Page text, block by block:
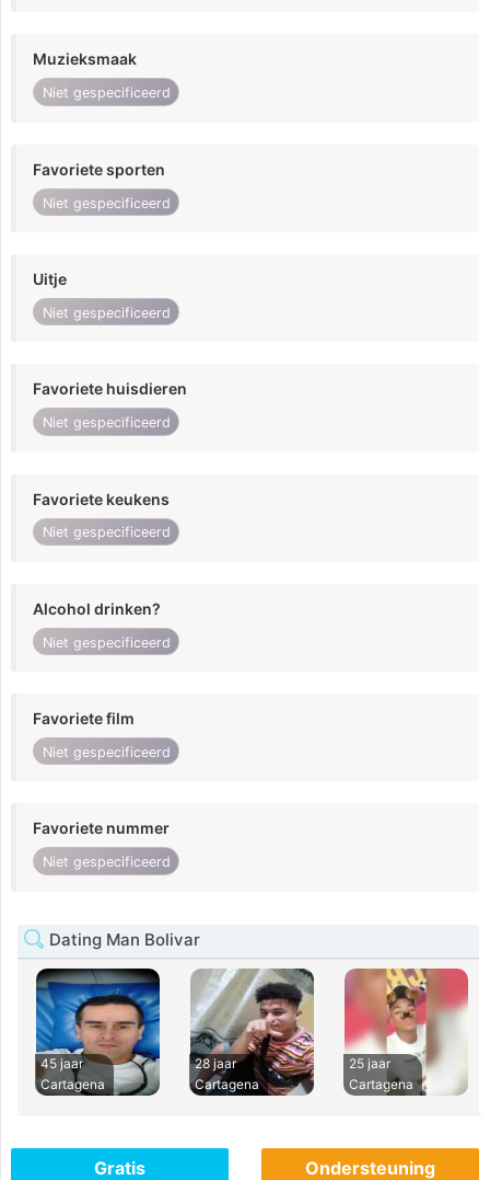
Muzieksmaak
Niet gespecificeerd
Favoriete sporten
Niet gespecificeerd
Uitje
Niet gespecificeerd
Favoriete huisdieren
Niet gespecificeerd
Favoriete keukens
Niet gespecificeerd
Alcohol drinken?
Niet gespecificeerd
Favoriete film
Niet gespecificeerd
Favoriete nummer
Niet gespecificeerd
Dating Man Bolivar
45 jaar
Cartagena
28 jaar
Cartagena
25 jaar
Cartagena
Gratis Ondersteuning